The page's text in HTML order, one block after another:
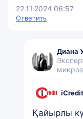
22.11.2024 06:57
Ответить
Диана
iCredit
Қайырлы